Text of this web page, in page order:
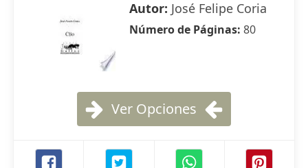
Autor: José Felipe Coria
Número de Páginas: 80
Ver Opciones